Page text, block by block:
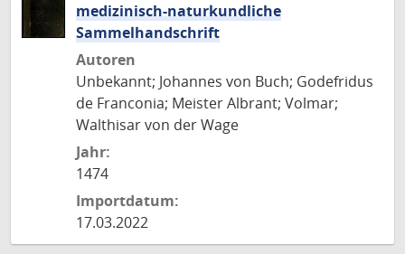
medizinisch-naturkundliche
Sammelhandschrift
Autoren
Unbekannt; Johannes von Buch; Godefridus
de Franconia; Meister Albrant; Volmar;
Walthisar von der Wage
Jahr:
1474
Importdatum:
17.03.2022